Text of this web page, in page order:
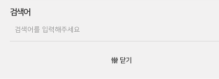
검색어
닫기